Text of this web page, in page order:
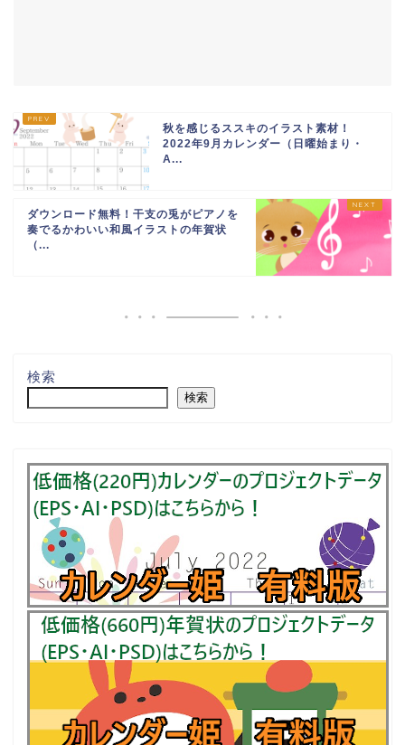
秋を感じるススキのイラスト素材！
2022年9月カレンダー（日曜始まり・
A...
ダウンロード無料！干支の兎がピアノを
奏でるかわいい和風イラストの年賀状
（...
検索
検索